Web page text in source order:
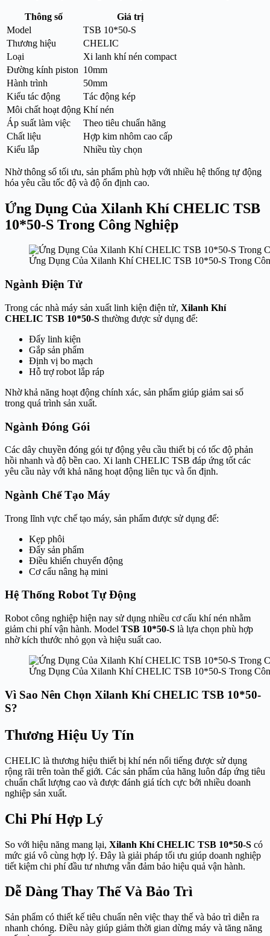
Thông số
Giá trị
Model
TSB 10*50-S
Thương hiệu
CHELIC
Loại
Xi lanh khí nén compact
Đường kính piston 10mm
Hành trình
50mm
Kiểu tác động
Tác động kép
Môi chất hoạt động Khí nén
Áp suất làm việc
Theo tiêu chuẩn hãng
Chất liệu
Hợp kim nhôm cao cấp
Kiểu lắp
Nhiều tùy chọn
Nhờ thông số tối ưu, sản phẩm phù hợp với nhiều hệ thống tự động
hóa yêu cầu tốc độ và độ ổn định cao.
Ứng Dụng Của Xilanh Khí CHELIC TSB
10*50-S Trong Công Nghiệp
Ứng Dụng Của Xilanh Khí CHELIC TSB 10*50-S Trong
Ngành Điện Tử
Trong các nhà máy sản xuất linh kiện điện tử, Xilanh Khí
CHELIC TSB 10*50-S thường được sử dụng để:
Đẩy linh kiện
Gắp sản phẩm
Định vị bo mạch
Hỗ trợ robot lắp ráp
Nhờ khả năng hoạt động chính xác, sản phẩm giúp giảm sai số
trong quá trình sản xuất.
Ngành Đóng Gói
Các dây chuyền đóng gói tự động yêu cầu thiết bị có tốc độ phản
hồi nhanh và độ bền cao. Xi lanh CHELIC TSB đáp ứng tốt các
yêu cầu này với khả năng hoạt động liên tục và ổn định.
Ngành Chế Tạo Máy
Trong lĩnh vực chế tạo máy, sản phẩm được sử dụng để:
Kẹp phôi
Đẩy sản phẩm
Điều khiển chuyển động
Cơ cấu nâng hạ mini
Hệ Thống Robot Tự Động
Robot công nghiệp hiện nay sử dụng nhiều cơ cấu khí nén nhằm
giảm chi phí vận hành. Model TSB 10*50-S là lựa chọn phù hợp
nhờ kích thước nhỏ gọn và hiệu suất cao.
Ứng Dụng Của Xilanh Khí CHELIC TSB 10*50-S Trong
Vì Sao Nên Chọn Xilanh Khí CHELIC TSB 10*50-
S?
Thương Hiệu Uy Tín
CHELIC là thương hiệu thiết bị khí nén nổi tiếng được sử dụng
rộng rãi trên toàn thế giới. Các sản phẩm của hãng luôn đáp ứng tiêu
chuẩn chất lượng cao và được đánh giá tích cực bởi nhiều doanh
nghiệp sản xuất.
Chi Phí Hợp Lý
So với hiệu năng mang lại, Xilanh Khí CHELIC TSB 10*50-S có
mức giá vô cùng hợp lý. Đây là giải pháp tối ưu giúp doanh nghiệp
tiết kiệm chi phí đầu tư nhưng vẫn đảm bảo hiệu quả vận hành.
Dễ Dàng Thay Thế Và Bảo Trì
Sản phẩm có thiết kế tiêu chuẩn nên việc thay thế và bảo trì diễn ra
nhanh chóng. Điều này giúp giảm thời gian dừng máy và tăng năng